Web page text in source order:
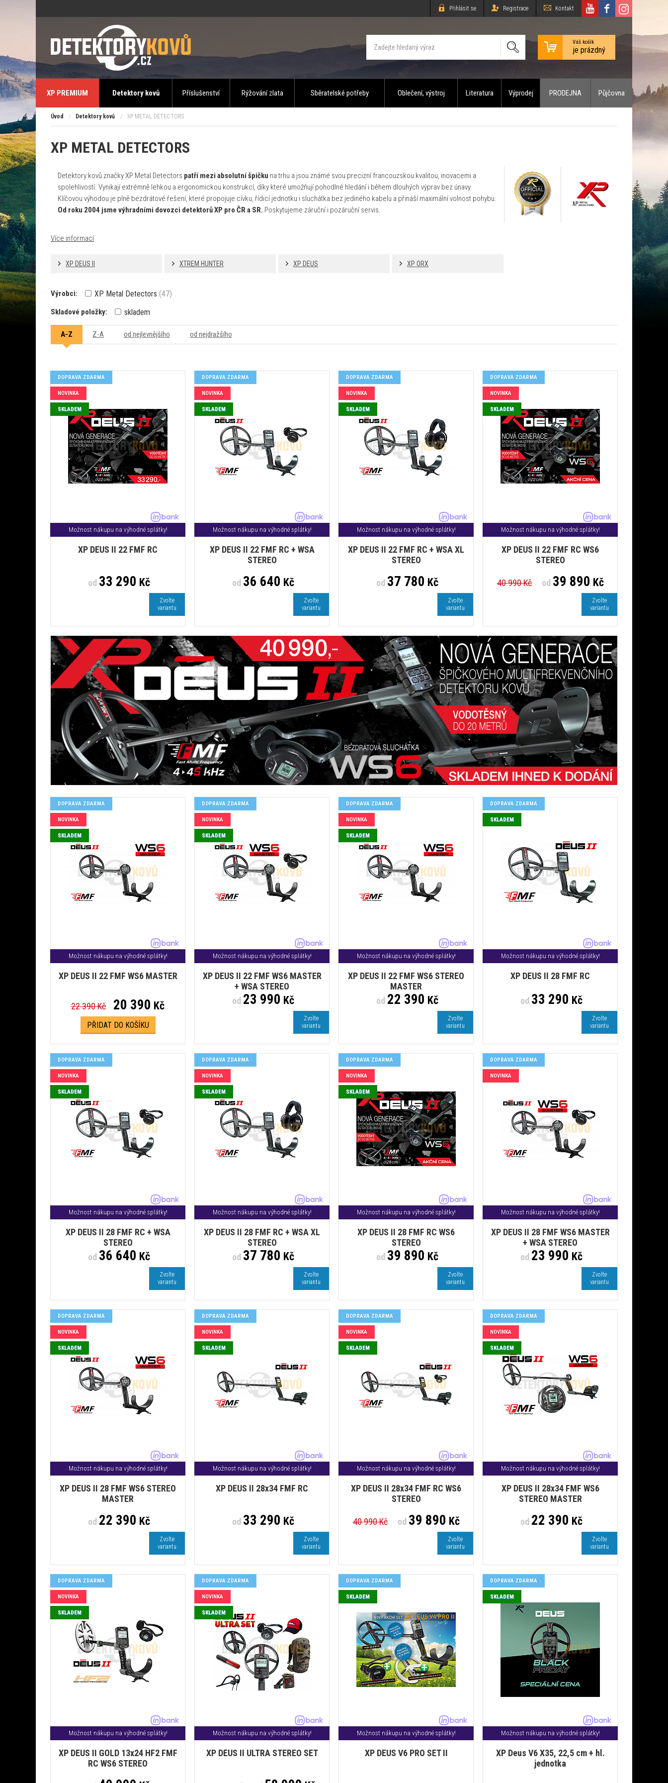
Přihlásit se Registrace Kontakt
Váš košík
je prázdný
XP PREMIUM Detektory kovů Příslušenství Rýžování zlata Sběratelské potřeby Oblečení, výstroj Literatura Výprodej PRODEJNA Půjčovna
Úvod / Detektory kovů / XP METAL DETECTORS
XP METAL DETECTORS
Detektory kovů značky XP Metal Detectors patří mezi absolutní špičku na trhu a jsou známé svou precizní francouzskou kvalitou, inovacemi a
spolehlivostí. Vynikají extrémně lehkou a ergonomickou konstrukcí, díky které umožňují pohodlné hledání i během dlouhých výprav bez únavy.
Klíčovou výhodou je plně bezdrátové řešení, které propojuje cívku, řídicí jednotku i sluchátka bez jediného kabelu a přináší maximální volnost pohybu.
Od roku 2004 jsme výhradními dovozci detektorů XP pro ČR a SR. Poskytujeme záruční i pozáruční servis.
Více informací
XP DEUS II XTREM HUNTER XP DEUS XP ORX
Výrobci: XP Metal Detectors (47)
Skladové položky: skladem
A-Z Z-A od nejlevnějšího od nejdražšího
Možnost nákupu na výhodné splátky!
XP DEUS II 22 FMF RC
DOPRAVA ZDARMA
NOVINKA
SKLADEM
od33 290 Kč
Zvolte
variantu
Možnost nákupu na výhodné splátky!
XP DEUS II 22 FMF RC + WSA
STEREO
DOPRAVA ZDARMA
NOVINKA
SKLADEM
od36 640 Kč
Zvolte
variantu
Možnost nákupu na výhodné splátky!
XP DEUS II 22 FMF RC + WSA XL
STEREO
DOPRAVA ZDARMA
NOVINKA
SKLADEM
od37 780 Kč
Zvolte
variantu
Možnost nákupu na výhodné splátky!
XP DEUS II 22 FMF RC WS6
STEREO
DOPRAVA ZDARMA
NOVINKA
SKLADEM
40 990 Kč od39 890 Kč
Zvolte
variantu
Možnost nákupu na výhodné splátky!
XP DEUS II 22 FMF WS6 MASTER
DOPRAVA ZDARMA
NOVINKA
SKLADEM
22 390 Kč 20 390 Kč
PŘIDAT DO KOŠÍKU
Možnost nákupu na výhodné splátky!
XP DEUS II 22 FMF WS6 MASTER
+ WSA STEREO
DOPRAVA ZDARMA
NOVINKA
SKLADEM
od23 990 Kč
Zvolte
variantu
Možnost nákupu na výhodné splátky!
XP DEUS II 22 FMF WS6 STEREO
MASTER
DOPRAVA ZDARMA
NOVINKA
SKLADEM
od22 390 Kč
Zvolte
variantu
Možnost nákupu na výhodné splátky!
XP DEUS II 28 FMF RC
DOPRAVA ZDARMA
SKLADEM
od33 290 Kč
Zvolte
variantu
Možnost nákupu na výhodné splátky!
XP DEUS II 28 FMF RC + WSA
STEREO
DOPRAVA ZDARMA
NOVINKA
SKLADEM
od36 640 Kč
Zvolte
variantu
Možnost nákupu na výhodné splátky!
XP DEUS II 28 FMF RC + WSA XL
STEREO
DOPRAVA ZDARMA
NOVINKA
SKLADEM
od37 780 Kč
Zvolte
variantu
Možnost nákupu na výhodné splátky!
XP DEUS II 28 FMF RC WS6
STEREO
DOPRAVA ZDARMA
NOVINKA
SKLADEM
od39 890 Kč
Zvolte
variantu
Možnost nákupu na výhodné splátky!
XP DEUS II 28 FMF WS6 MASTER
+ WSA STEREO
DOPRAVA ZDARMA
NOVINKA
od23 990 Kč
Zvolte
variantu
Možnost nákupu na výhodné splátky!
XP DEUS II 28 FMF WS6 STEREO
MASTER
DOPRAVA ZDARMA
NOVINKA
SKLADEM
od22 390 Kč
Zvolte
variantu
Možnost nákupu na výhodné splátky!
XP DEUS II 28x34 FMF RC
DOPRAVA ZDARMA
NOVINKA
SKLADEM
od33 290 Kč
Zvolte
variantu
Možnost nákupu na výhodné splátky!
XP DEUS II 28x34 FMF RC WS6
STEREO
DOPRAVA ZDARMA
NOVINKA
SKLADEM
40 990 Kč od39 890 Kč
Zvolte
variantu
Možnost nákupu na výhodné splátky!
XP DEUS II 28x34 FMF WS6
STEREO MASTER
DOPRAVA ZDARMA
NOVINKA
SKLADEM
od22 390 Kč
Zvolte
variantu
Možnost nákupu na výhodné splátky!
XP DEUS II GOLD 13x24 HF2 FMF
RC WS6 STEREO
DOPRAVA ZDARMA
NOVINKA
SKLADEM
Možnost nákupu na výhodné splátky!
XP DEUS II ULTRA STEREO SET
DOPRAVA ZDARMA
NOVINKA
SKLADEM
Možnost nákupu na výhodné splátky!
XP DEUS V6 PRO SET II
DOPRAVA ZDARMA
SKLADEM
Možnost nákupu na výhodné splátky!
XP Deus V6 X35, 22,5 cm + hl.
jednotka
DOPRAVA ZDARMA
SKLADEM